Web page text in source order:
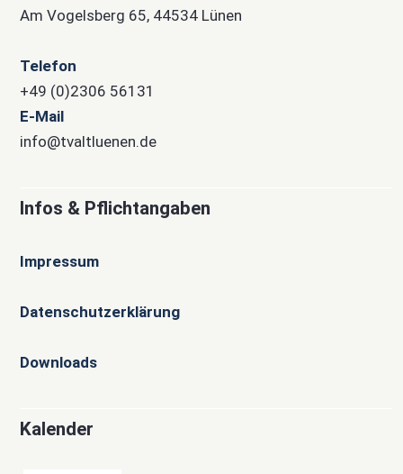
Am Vogelsberg 65, 44534 Lünen
Telefon
+49 (0)2306 56131
E-Mail
info@tvaltluenen.de
Infos & Pflichtangaben
Impressum
Datenschutzerklärung
Downloads
Kalender